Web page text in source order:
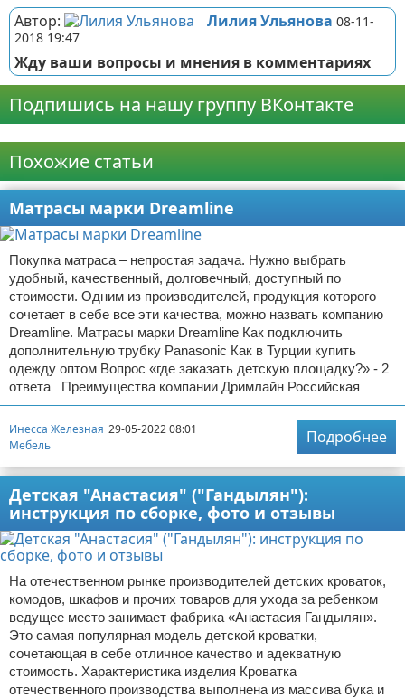
Автор: Лилия Ульянова 08-11-
2018 19:47
Жду ваши вопросы и мнения в комментариях
Подпишись на нашу группу ВКонтакте
Похожие статьи
Матрасы марки Dreamline
Покупка матраса – непростая задача. Нужно выбрать
удобный, качественный, долговечный, доступный по
стоимости. Одним из производителей, продукция которого
сочетает в себе все эти качества, можно назвать компанию
Dreamline. Матрасы марки Dreamline Как подключить
дополнительную трубку Panasonic Как в Турции купить
одежду оптом Вопрос «где заказать детскую площадку?» - 2
ответа Преимущества компании Дримлайн Российская
Инесса Железная 29-05-2022 08:01
Мебель
Подробнее
Детская "Анастасия" ("Гандылян"):
инструкция по сборке, фото и отзывы
На отечественном рынке производителей детских кроваток,
комодов, шкафов и прочих товаров для ухода за ребенком
ведущее место занимает фабрика «Анастасия Гандылян».
Это самая популярная модель детской кроватки,
сочетающая в себе отличное качество и адекватную
стоимость. Характеристика изделия Кроватка
отечественного производства выполнена из массива бука и